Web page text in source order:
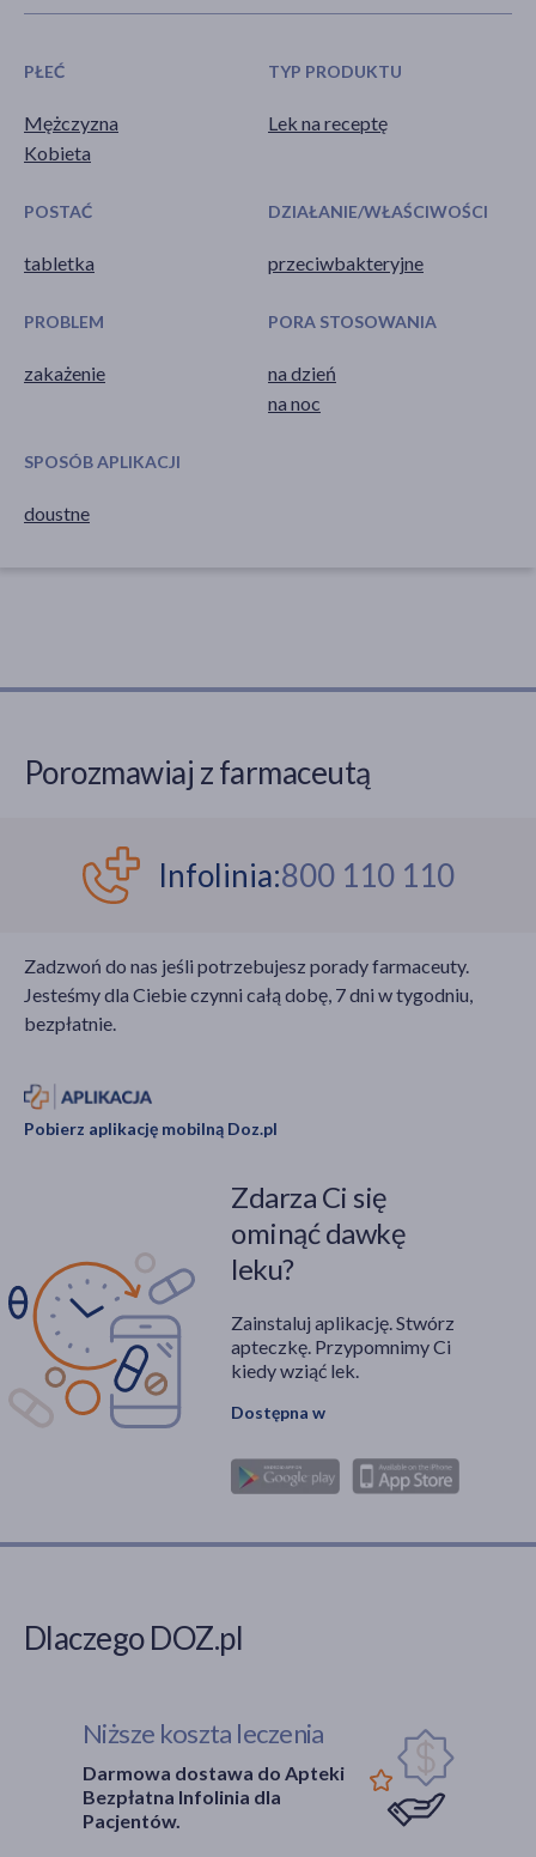
PŁEĆ
Mężczyzna
Kobieta
TYP PRODUKTU
Lek na receptę
POSTAĆ
tabletka
DZIAŁANIE/WŁAŚCIWOŚCI
przeciwbakteryjne
PROBLEM
zakażenie
PORA STOSOWANIA
na dzień
na noc
SPOSÓB APLIKACJI
doustne
Porozmawiaj z farmaceutą
Infolinia:800 110 110
Zadzwoń do nas jeśli potrzebujesz porady farmaceuty.
Jesteśmy dla Ciebie czynni całą dobę, 7 dni w tygodniu,
bezpłatnie.
Pobierz aplikację mobilną Doz.pl
Zdarza Ci się
ominąć dawkę
leku?
Zainstaluj aplikację. Stwórz
apteczkę. Przypomnimy Ci
kiedy wziąć lek.
Dostępna w
Dlaczego DOZ.pl
Niższe koszta leczenia
Darmowa dostawa do Apteki
Bezpłatna Infolinia dla
Pacjentów.